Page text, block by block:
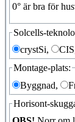
0° är bra för
Solcells-
crystSi,
Montage-plats:
Byggnad,
Horisont-